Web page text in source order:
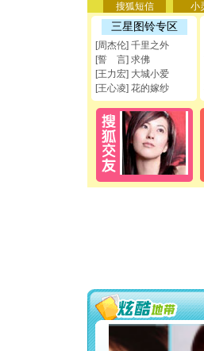
搜狐短信 小
三星图铃专区
[周杰伦] 千里之外
[誓 言] 求佛
[王力宏] 大城小爱
[王心凌] 花的嫁纱